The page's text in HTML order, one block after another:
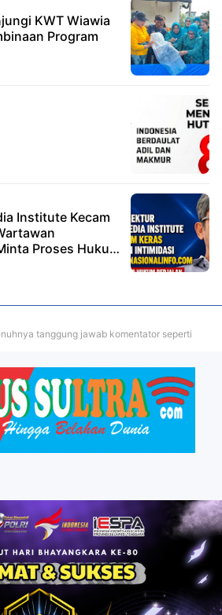
KWT Wiawia
Program
Institute Kecam
Proses Hukum
tanggung jawab komentator seperti